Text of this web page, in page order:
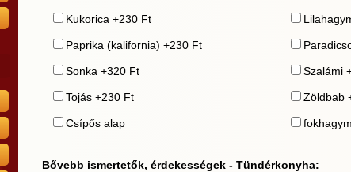
Kukorica +230 Ft
Paprika (kalifornia) +230 Ft
Sonka +320 Ft Szalámi
Tojás +230 Ft Zöldbab
Csípős alap
Bővebb ismertetők, érdekességek - Tündérkonyha: